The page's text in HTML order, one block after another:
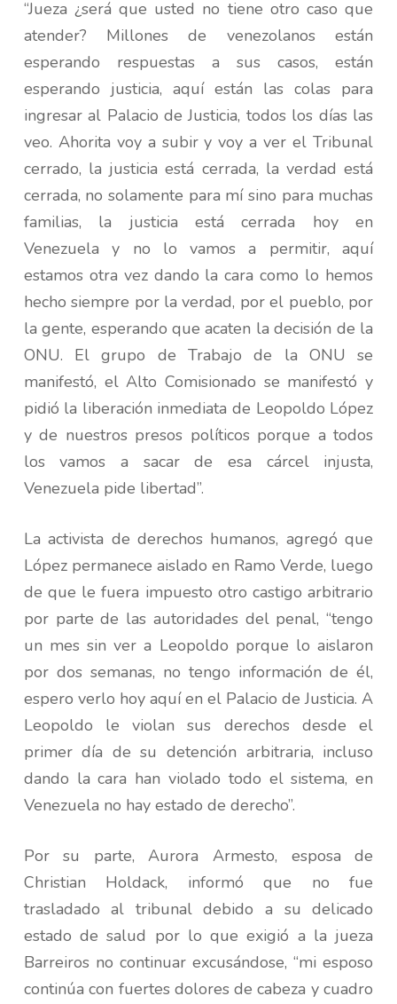
“Jueza ¿será que usted no tiene otro caso que
atender? Millones de venezolanos están
esperando respuestas a sus casos, están
esperando justicia, aquí están las colas para
ingresar al Palacio de Justicia, todos los días las
veo. Ahorita voy a subir y voy a ver el Tribunal
cerrado, la justicia está cerrada, la verdad está
cerrada, no solamente para mí sino para muchas
familias, la justicia está cerrada hoy en
Venezuela y no lo vamos a permitir, aquí
estamos otra vez dando la cara como lo hemos
hecho siempre por la verdad, por el pueblo, por
la gente, esperando que acaten la decisión de la
ONU. El grupo de Trabajo de la ONU se
manifestó, el Alto Comisionado se manifestó y
pidió la liberación inmediata de Leopoldo López
y de nuestros presos políticos porque a todos
los vamos a sacar de esa cárcel injusta,
Venezuela pide libertad”.
La activista de derechos humanos, agregó que
López permanece aislado en Ramo Verde, luego
de que le fuera impuesto otro castigo arbitrario
por parte de las autoridades del penal, “tengo
un mes sin ver a Leopoldo porque lo aislaron
por dos semanas, no tengo información de él,
espero verlo hoy aquí en el Palacio de Justicia. A
Leopoldo le violan sus derechos desde el
primer día de su detención arbitraria, incluso
dando la cara han violado todo el sistema, en
Venezuela no hay estado de derecho”.
Por su parte, Aurora Armesto, esposa de
Christian Holdack, informó que no fue
trasladado al tribunal debido a su delicado
estado de salud por lo que exigió a la jueza
Barreiros no continuar excusándose, “mi esposo
continúa con fuertes dolores de cabeza y cuadro